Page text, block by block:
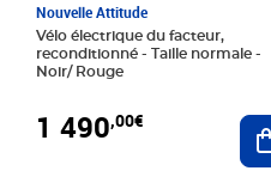
Nouvelle Attitude
Vélo électrique du facteur,
reconditionné - Taille normale -
Noir/ Rouge
1 490,00€